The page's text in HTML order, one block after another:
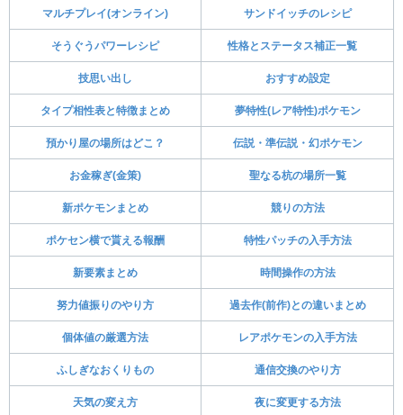
マルチプレイ(オンライン) サンドイッチのレシピ
そうぐうパワーレシピ 性格とステータス補正一覧
技思い出し おすすめ設定
タイプ相性表と特徴まとめ 夢特性(レア特性)ポケモン
預かり屋の場所はどこ？ 伝説・準伝説・幻ポケモン
お金稼ぎ(金策) 聖なる杭の場所一覧
新ポケモンまとめ 競りの方法
ポケセン横で貰える報酬 特性パッチの入手方法
新要素まとめ 時間操作の方法
努力値振りのやり方 過去作(前作)との違いまとめ
個体値の厳選方法 レアポケモンの入手方法
ふしぎなおくりもの 通信交換のやり方
天気の変え方 夜に変更する方法